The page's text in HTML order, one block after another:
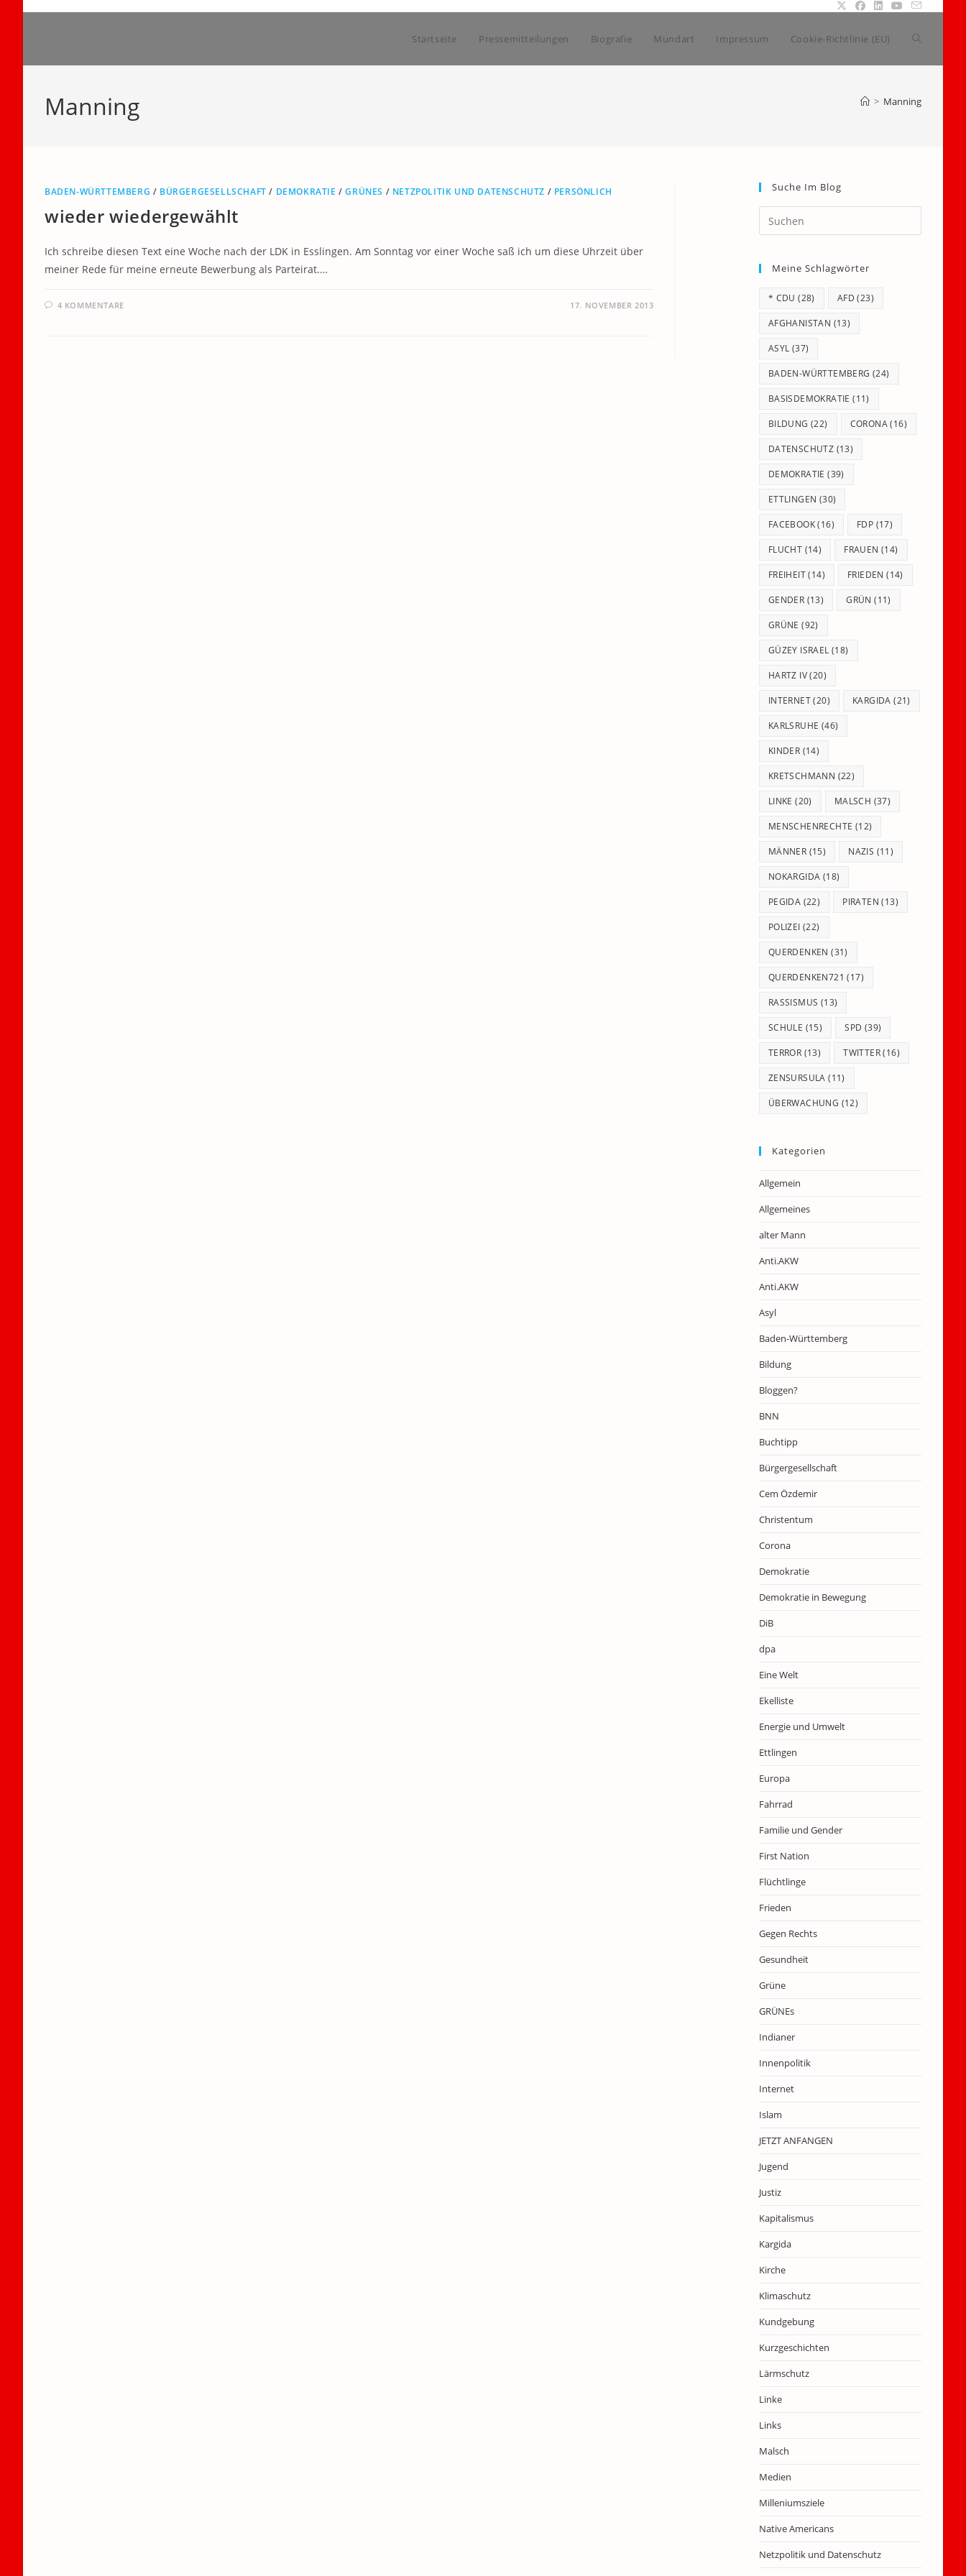
Startseite Pressemitteilungen Biografie Mundart Impressum Cookie-Richtlinie (EU) Website-
Manning > Manning
BADEN-WÜRTTEMBERG / BÜRGERGESELLSCHAFT / DEMOKRATIE /GRÜNES / NETZPOLITIK UND DATENSCHUTZ / PERSÖNLICH
wieder wiedergewählt
Ich schreibe diesen Text eine Woche nach der LDK in Esslingen. Am Sonntag vor einer Woche saß ich um diese Uhrzeit über
meiner Rede für meine erneute Bewerbung als Parteirat.…
4 KOMMENTARE 17. NOVEMBER 2013
Suche Im Blog
Escape
Meine Schlagwörter
* CDU (28) AFD (23)
AFGHANISTAN (13)
ASYL (37)
BADEN-WÜRTTEMBERG (24)
BASISDEMOKRATIE (11)
BILDUNG (22) CORONA(16)
DATENSCHUTZ (13)
DEMOKRATIE (39)
ETTLINGEN (30)
FACEBOOK(16) FDP (17)
FLUCHT (14) FRAUEN (14)
FREIHEIT(14) FRIEDEN (14)
GENDER (13) GRÜN (11)
GRÜNE (92)
GÜZEY ISRAEL (18)
HARTZ IV(20)
INTERNET(20) KARGIDA (21)
KARLSRUHE (46)
KINDER (14)
KRETSCHMANN (22)
LINKE (20) MALSCH (37)
MENSCHENRECHTE (12)
MÄNNER (15) NAZIS (11)
NOKARGIDA (18)
PEGIDA (22) PIRATEN (13)
POLIZEI (22)
QUERDENKEN (31)
QUERDENKEN721 (17)
RASSISMUS (13)
SCHULE (15) SPD (39)
TERROR (13) TWITTER(16)
ZENSURSULA (11)
ÜBERWACHUNG (12)
Kategorien
Allgemein
Allgemeines
alter Mann
Anti.AKW
Anti.AKW
Asyl
Baden-Württemberg
Bildung
Bloggen?
BNN
Buchtipp
Bürgergesellschaft
Cem Özdemir
Christentum
Corona
Demokratie
Demokratie in Bewegung
DiB
dpa
Eine Welt
Ekelliste
Energie und Umwelt
Ettlingen
Europa
Fahrrad
Familie und Gender
First Nation
Flüchtlinge
Frieden
Gegen Rechts
Gesundheit
Grüne
GRÜNEs
Indianer
Innenpolitik
Internet
Islam
JETZT ANFANGEN
Jugend
Justiz
Kapitalismus
Kargida
Kirche
Klimaschutz
Kundgebung
Kurzgeschichten
Lärmschutz
Linke
Links
Malsch
Medien
Milleniumsziele
Native Americans
Netzpolitik und Datenschutz